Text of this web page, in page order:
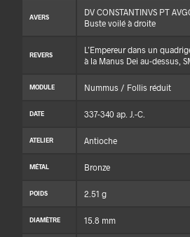
AVERS
DV CONSTANTINVS PT
Buste voilé à droite
REVERS
L’Empereur dans un
à la Manus Dei au-dessus,
MODULE Nummus / Follis réduit
DATE 337-340 ap. J.-C.
ATELIER Antioche
MÉTAL Bronze
POIDS 2.51 g
DIAMÈTRE 15.8 mm